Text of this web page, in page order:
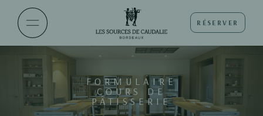
RÉSERVER
FORMULAIRE
COURS DE
PÂTISSERIE